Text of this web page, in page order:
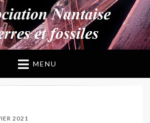
Pierres et Fossiles
MENU
2021